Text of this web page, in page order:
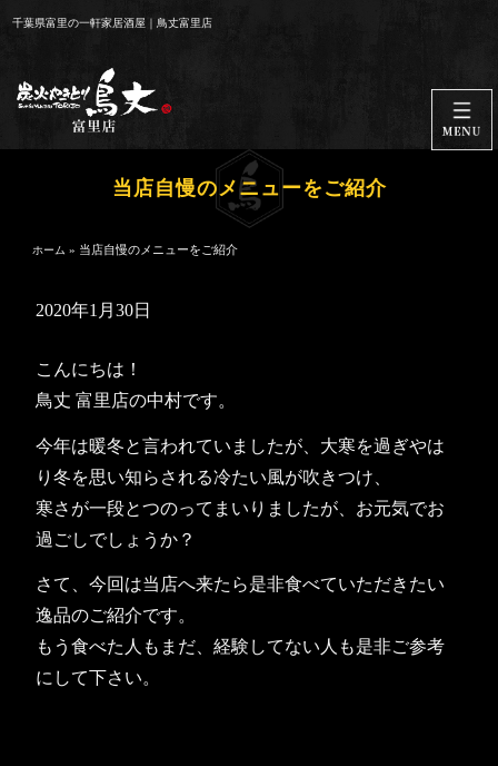
へ
千葉県富里の一軒家居酒屋｜鳥丈富里店
当店自慢のメニューをご紹介
ホーム » 当店自慢のメニューをご紹介
2020年1月30日
こんにちは！
鳥丈 富里店の中村です。
今年は暖冬と言われていましたが、大寒を過ぎやは
り冬を思い知らされる冷たい風が吹きつけ、
寒さが一段とつのってまいりましたが、お元気でお
過ごしでしょうか？
さて、今回は当店へ来たら是非食べていただきたい
逸品のご紹介です。
もう食べた人もまだ、経験してない人も是非ご参考
にして下さい。